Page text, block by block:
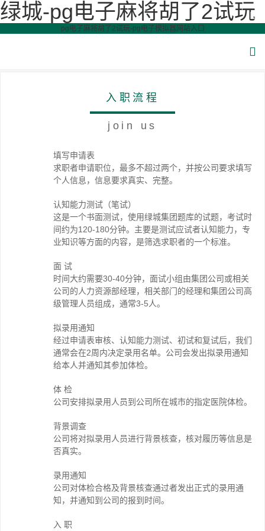
绿城-pg电子麻将胡了2试玩
pg电子麻将胡了2试玩-pg电子模拟器网站入口
入职流程
join us
填写申请表
求职者申请职位，最多不超过两个，并按公司要求填写
个人信息，信息要求真实、完整。
认知能力测试（笔试）
这是一个书面测试，使用绿城集团题库的试题，考试时
间约为120-180分钟。主要是测试应试者认知能力，专
业知识等方面的内容，是筛选求职者的一个标准。
面 试
时间大约需要30-40分钟，面试小组由集团公司或相关
公司的人力资源部经理，相关部门的经理和集团公司高
级管理人员组成，通常3-5人。
拟录用通知
经过申请表审核、认知能力测试、初试和复试后，我们
通常会在2周内决定录用名单。公司会发出拟录用通知
给本人并通知其参加体检。
体 检
公司安排拟录用人员到公司所在城市的指定医院体检。
背景调查
公司将对拟录用人员进行背景核查，核对履历等信息是
否真实。
录用通知
公司对体检合格及背景核查通过者发出正式的录用通
知，并通知到公司的报到时间。
入 职